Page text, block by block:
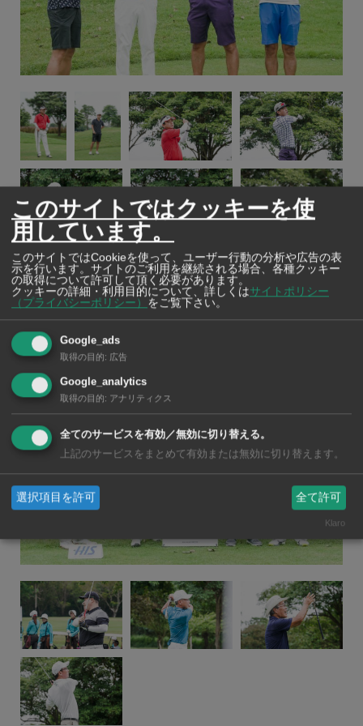
4-1
このサイトではクッキーを使
用しています。
このサイトではCookieを使って、ユーザー行動の分析や広告の表
示を行います。サイトのご利用を継続される場合、各種クッキー
の取得について許可して頂く必要があります。
クッキーの詳細・利用目的について、詳しくはサイトポリシー
（プライバシーポリシー）
をご覧下さい。
Google_ads
取得の目的: 広告
Google_analytics
取得の目的: アナリティクス
全てのサービスを有効／無効に切り替える。
上記のサービスをまとめて有効または無効に切り替えます。
選択項目を許可 全て許可
Klaro